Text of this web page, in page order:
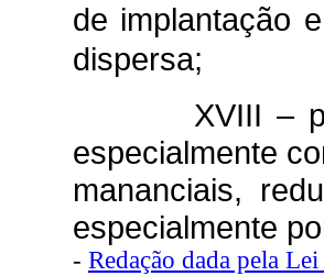
de implantação
dispersa;
XVIII –
especialmente
mananciais,
especialmente
- Redação dada pela